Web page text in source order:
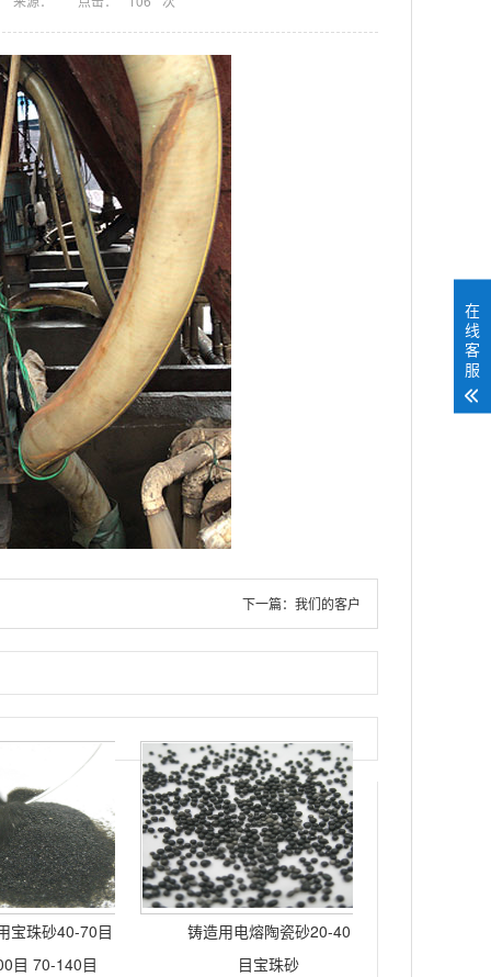
下一篇： 我们的客户
宝珠砂40-70目
目 70-140目
铸造用电熔陶瓷砂20-40
目宝珠砂
在
线
客
服